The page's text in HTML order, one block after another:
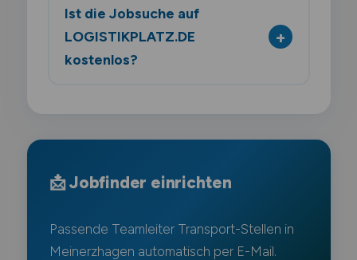
Ist die Jobsuche auf
LOGISTIKPLATZ.DE
kostenlos?
📩 Jobfinder einrichten
Passende Teamleiter Transport-Stellen in
Meinerzhagen automatisch per E-Mail.